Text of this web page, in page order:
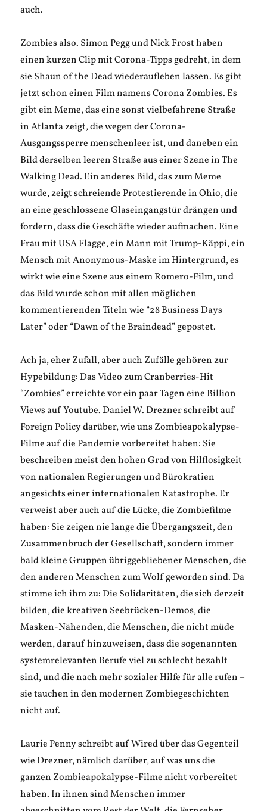
auch.
Zombies also. Simon Pegg und Nick Frost haben
einen kurzen Clip mit Corona-Tipps gedreht, in dem
sie Shaun of the Dead wiederaufleben lassen. Es gibt
jetzt schon einen Film namens Corona Zombies. Es
gibt ein Meme, das eine sonst vielbefahrene Straße
in Atlanta zeigt, die wegen der Corona-
Ausgangssperre menschenleer ist, und daneben ein
Bild derselben leeren Straße aus einer Szene in The
Walking Dead. Ein anderes Bild, das zum Meme
wurde, zeigt schreiende Protestierende in Ohio, die
an eine geschlossene Glaseingangstür drängen und
fordern, dass die Geschäfte wieder aufmachen. Eine
Frau mit USA Flagge, ein Mann mit Trump-Käppi, ein
Mensch mit Anonymous-Maske im Hintergrund, es
wirkt wie eine Szene aus einem Romero-Film, und
das Bild wurde schon mit allen möglichen
kommentierenden Titeln wie “28 Business Days
Later” oder “Dawn of the Braindead” gepostet.
Ach ja, eher Zufall, aber auch Zufälle gehören zur
Hypebildung: Das Video zum Cranberries-Hit
“Zombies” erreichte vor ein paar Tagen eine Billion
Views auf Youtube. Daniel W. Drezner schreibt auf
Foreign Policy darüber, wie uns Zombieapokalypse-
Filme auf die Pandemie vorbereitet haben: Sie
beschreiben meist den hohen Grad von Hilflosigkeit
von nationalen Regierungen und Bürokratien
angesichts einer internationalen Katastrophe. Er
verweist aber auch auf die Lücke, die Zombiefilme
haben: Sie zeigen nie lange die Übergangszeit, den
Zusammenbruch der Gesellschaft, sondern immer
bald kleine Gruppen übriggebliebener Menschen, die
den anderen Menschen zum Wolf geworden sind. Da
stimme ich ihm zu: Die Solidaritäten, die sich derzeit
bilden, die kreativen Seebrücken-Demos, die
Masken-Nähenden, die Menschen, die nicht müde
werden, darauf hinzuweisen, dass die sogenannten
systemrelevanten Berufe viel zu schlecht bezahlt
sind, und die nach mehr sozialer Hilfe für alle rufen –
sie tauchen in den modernen Zombiegeschichten
nicht auf.
Laurie Penny schreibt auf Wired über das Gegenteil
wie Drezner, nämlich darüber, auf was uns die
ganzen Zombieapokalypse-Filme nicht vorbereitet
haben. In ihnen sind Menschen immer